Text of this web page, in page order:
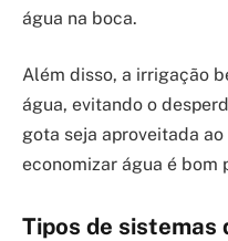
água na boca.
Além disso, a irrigação
água, evitando o
gota seja aproveitada
economizar água é bom
Tipos de sistemas